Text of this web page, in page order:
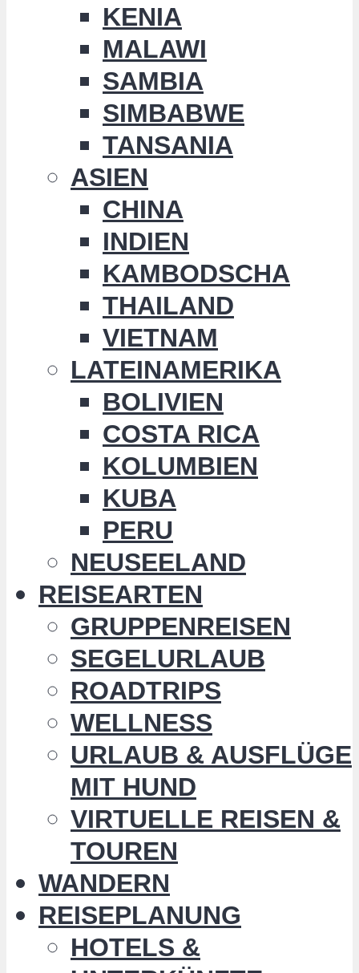
KENIA
MALAWI
SAMBIA
SIMBABWE
TANSANIA
ASIEN
CHINA
INDIEN
KAMBODSCHA
THAILAND
VIETNAM
LATEINAMERIKA
BOLIVIEN
COSTA RICA
KOLUMBIEN
KUBA
PERU
NEUSEELAND
REISEARTEN
GRUPPENREISEN
SEGELURLAUB
ROADTRIPS
WELLNESS
URLAUB & AUSFLÜGE
MIT HUND
VIRTUELLE REISEN &
TOUREN
WANDERN
REISEPLANUNG
HOTELS &